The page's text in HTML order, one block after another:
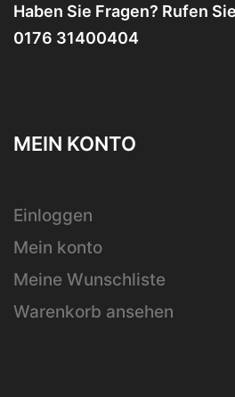
Haben Sie Fragen? Rufen
0176 31400404
MEIN KONTO
Einloggen
Mein konto
Meine Wunschliste
Warenkorb ansehen